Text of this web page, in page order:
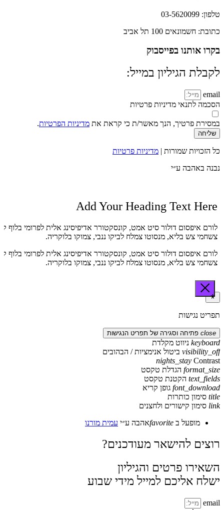
טלפון: 03-5620099
כתובת: חשמונאים 100 תל אביב
בקרו אותנו בפייסבוק
לקבלת הגיליון במייל:
email
הסכמה לתנאי מדיניות פרטיות
במסירת פרטיך, הנך מאשר/ת כי קראת את מדיניות הפרטיות.
שליחה
כל הזכויות שמורות | מדיניות פרטיות
נבנה באהבה ע״י
Add Your Heading Text Here
לורם איפסום דולור סיט אמט, קונסקטורר אדיפיסינג אלית לפרומי בלוף
צשחמי צש בליא, מנסוטו צמלח לביקו ננבי, צמוקו בלוקריה.
לורם איפסום דולור סיט אמט, קונסקטורר אדיפיסינג אלית לפרומי בלוף
צשחמי צש בליא, מנסוטו צמלח לביקו ננבי, צמוקו בלוקריה.
תפריט נגישות
close פתיחה וסגירה של תפריט הנגישות
keyboard ניווט מקלדת
visibility_off ביטול אנימציות / הבהובים
nights_stay Contrast
format_size הגדלת טקסט
text_fields הקטנת טקסט
font_download גופן קריא
title סימון כותרות
link סימון קישורים ולחצנים
מופעל ב favoriteאהבה ע״י עמית מורנו
רוצים להישאר מעודכנים?
השאירו פרטים והגיליון
ישלח אליכם למייל מידי שבוע
email